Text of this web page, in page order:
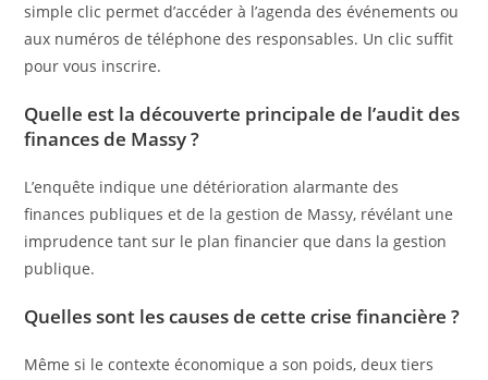
simple clic permet d’accéder à l’agenda des événements ou
aux numéros de téléphone des responsables. Un clic suffit
pour vous inscrire.
Quelle est la découverte principale de l’audit des
finances de Massy ?
L’enquête indique une détérioration alarmante des
finances publiques et de la gestion de Massy, révélant une
imprudence tant sur le plan financier que dans la gestion
publique.
Quelles sont les causes de cette crise financière ?
Même si le contexte économique a son poids, deux tiers